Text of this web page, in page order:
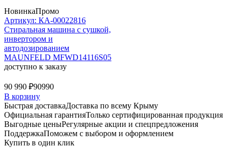
НовинкаПромо
Артикул: КА-00022816
Стиральная машина c сушкой,
инвертором и
автодозированием
MAUNFELD MFWD14116S05
доступно к заказу
90 990 ₽90990
В корзину
Быстрая доставкаДоставка по всему Крыму
Официальная гарантияТолько сертифицированная продукция
Выгодные ценыРегулярные акции и спецпредложения
ПоддержкаПоможем с выбором и оформлением
Купить в один клик